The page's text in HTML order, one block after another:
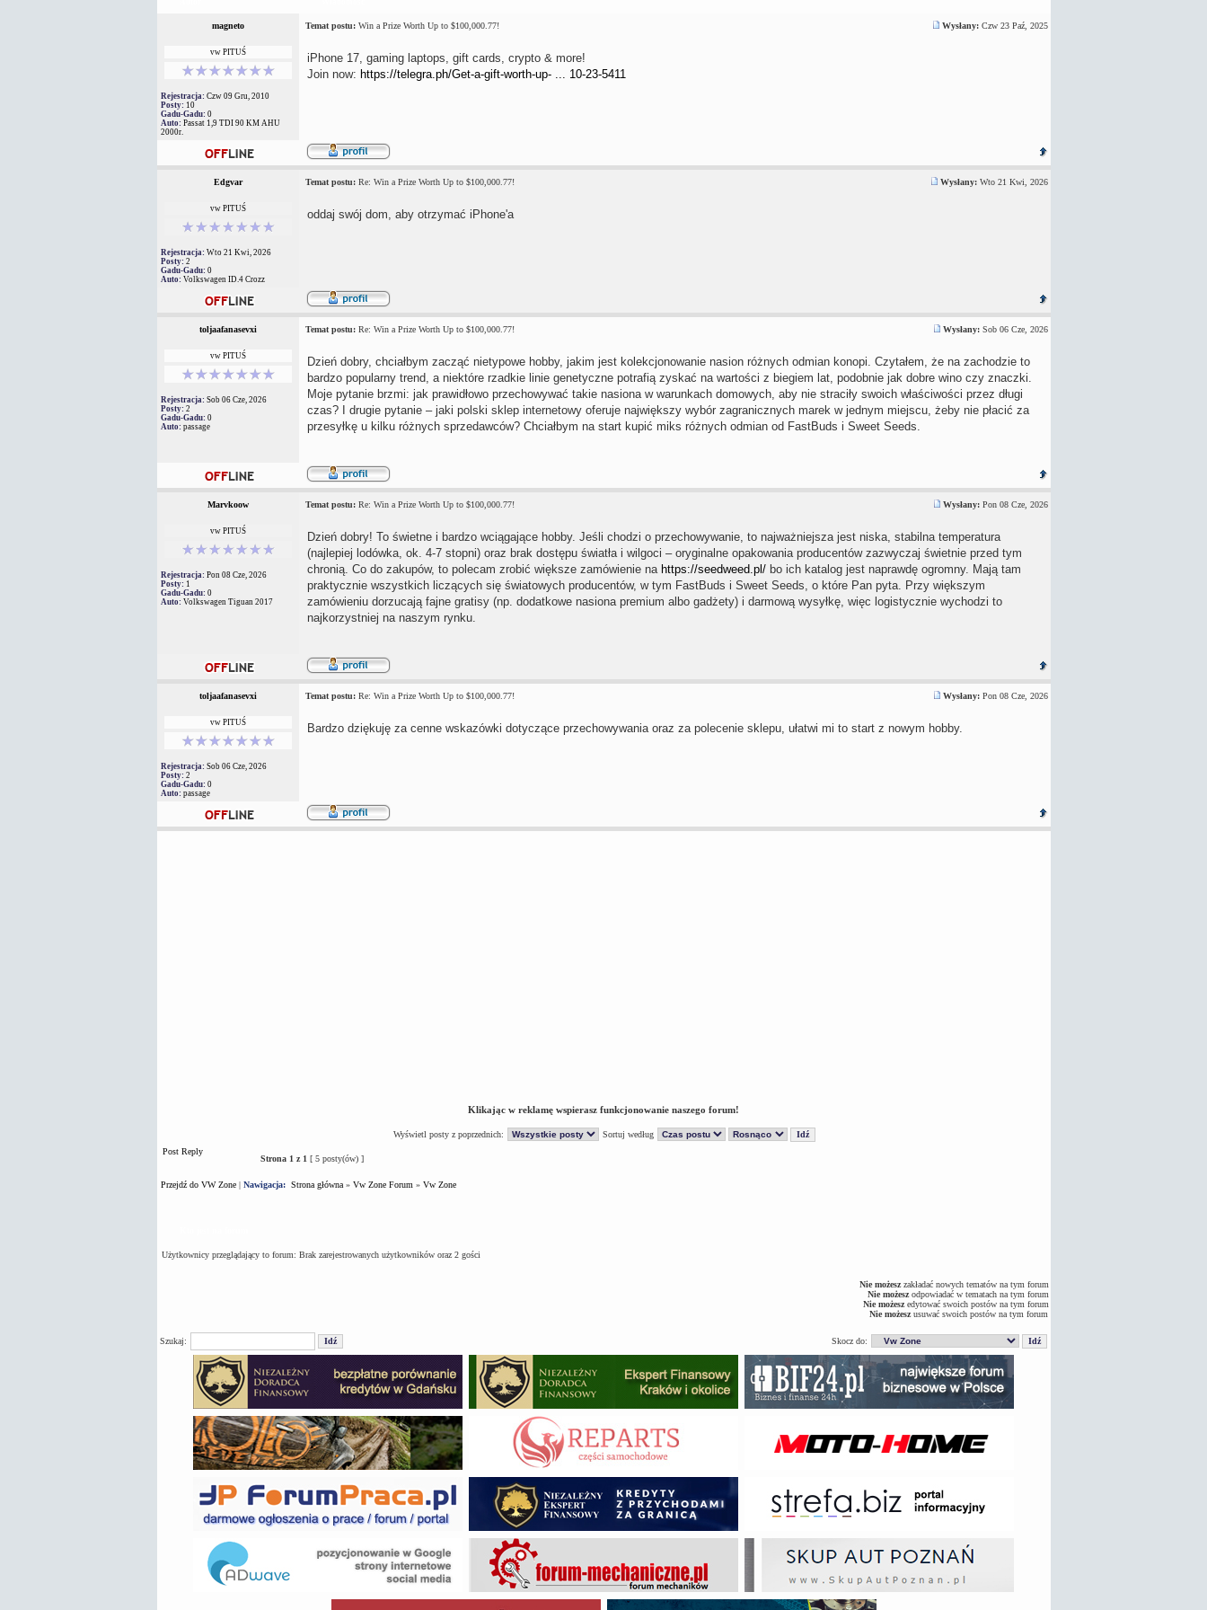
magneto Temat postu:Win a Prize Worth Up to $100,000.77! Wysłany:Czw 23 Paź, 2025
vw PITUŚ
Rejestracja: Czw 09 Gru, 2010
Posty: 10
Gadu-Gadu: 0
Auto: Passat 1,9 TDI 90 KM AHU
2000r.
iPhone 17, gaming laptops, gift cards, crypto & more!
Join now: https://telegra.ph/Get-a-gift-worth-up- ... 10-23-5411
Edgvar Temat postu:Re: Win a Prize Worth Up to $100,000.77! Wysłany:Wto 21 Kwi, 2026
vw PITUŚ
Rejestracja: Wto 21 Kwi, 2026
Posty: 2
Gadu-Gadu: 0
Auto: Volkswagen ID.4 Crozz
oddaj swój dom, aby otrzymać iPhone'a
toljaafanasevxi Temat postu:Re: Win a Prize Worth Up to $100,000.77! Wysłany:Sob 06 Cze, 2026
vw PITUŚ
Rejestracja: Sob 06 Cze, 2026
Posty: 2
Gadu-Gadu: 0
Auto: passage
Dzień dobry, chciałbym zacząć nietypowe hobby, jakim jest kolekcjonowanie nasion różnych odmian konopi. Czytałem, że na zachodzie to
bardzo popularny trend, a niektóre rzadkie linie genetyczne potrafią zyskać na wartości z biegiem lat, podobnie jak dobre wino czy znaczki.
Moje pytanie brzmi: jak prawidłowo przechowywać takie nasiona w warunkach domowych, aby nie straciły swoich właściwości przez długi
czas? I drugie pytanie – jaki polski sklep internetowy oferuje największy wybór zagranicznych marek w jednym miejscu, żeby nie płacić za
przesyłkę u kilku różnych sprzedawców? Chciałbym na start kupić miks różnych odmian od FastBuds i Sweet Seeds.
Marvkoow Temat postu:Re: Win a Prize Worth Up to $100,000.77! Wysłany:Pon 08 Cze, 2026
vw PITUŚ
Rejestracja: Pon 08 Cze, 2026
Posty: 1
Gadu-Gadu: 0
Auto: Volkswagen Tiguan 2017
Dzień dobry! To świetne i bardzo wciągające hobby. Jeśli chodzi o przechowywanie, to najważniejsza jest niska, stabilna temperatura
(najlepiej lodówka, ok. 4-7 stopni) oraz brak dostępu światła i wilgoci – oryginalne opakowania producentów zazwyczaj świetnie przed tym
chronią. Co do zakupów, to polecam zrobić większe zamówienie na https://seedweed.pl/bo ich katalog jest naprawdę ogromny. Mają tam
praktycznie wszystkich liczących się światowych producentów, w tym FastBuds i Sweet Seeds, o które Pan pyta. Przy większym
zamówieniu dorzucają fajne gratisy (np. dodatkowe nasiona premium albo gadżety) i darmową wysyłkę, więc logistycznie wychodzi to
najkorzystniej na naszym rynku.
toljaafanasevxi Temat postu:Re: Win a Prize Worth Up to $100,000.77! Wysłany:Pon 08 Cze, 2026
vw PITUŚ
Rejestracja: Sob 06 Cze, 2026
Posty: 2
Gadu-Gadu: 0
Auto: passage
Bardzo dziękuję za cenne wskazówki dotyczące przechowywania oraz za polecenie sklepu, ułatwi mi to start z nowym hobby.
Klikając w reklamę wspierasz funkcjonowanie naszego forum!
Wyświetl posty z poprzednich:
Sortuj według
Post Reply
Strona 1 z 1 [ 5 posty(ów) ]
Przejdź do VW Zone| Nawigacja: Strona główna» Vw Zone Forum » Vw Zone
Użytkownicy przeglądający to forum: Brak zarejestrowanych użytkowników oraz 2 gości
Nie możeszzakładać nowych tematów na tym forum
Nie możeszodpowiadać w tematach na tym forum
Nie możeszedytować swoich postów na tym forum
Nie możeszusuwać swoich postów na tym forum
Szukaj: Skocz do: